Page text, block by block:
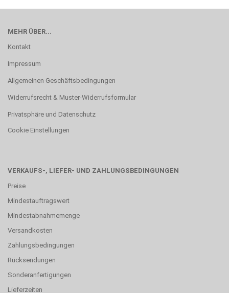
MEHR ÜBER...
Kontakt
Impressum
Allgemeinen Geschäftsbedingungen
Widerrufsrecht & Muster-Widerrufsformular
Privatsphäre und Datenschutz
Cookie Einstellungen
VERKAUFS-, LIEFER- UND ZAHLUNGSBEDINGUNGEN
Preise
Mindestauftragswert
Mindestabnahmemenge
Versandkosten
Zahlungsbedingungen
Rücksendungen
Sonderanfertigungen
Lieferzeiten